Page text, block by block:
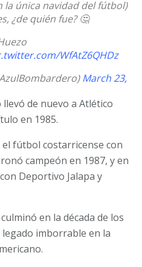
la única navidad del fútbol)
¿de quién fue? 🤔
WfAtZ6QHDz
March 23,
de nuevo a Atlético
en 1985.
fútbol costarricense con
campeón en 1987, y en
Deportivo Jalapa y
en la década de los
legado imborrable en la